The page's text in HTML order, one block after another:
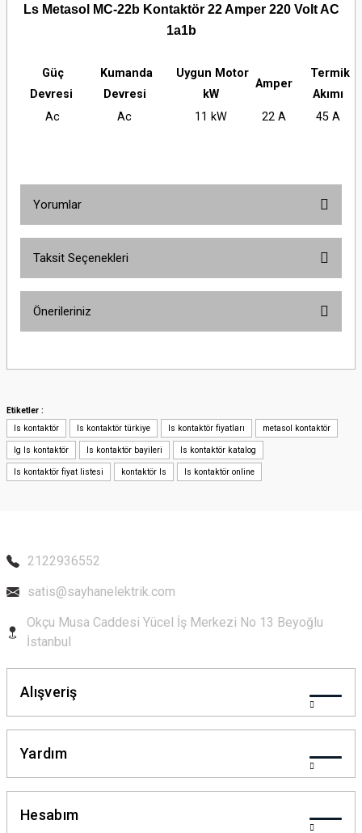
Ls Metasol MC-22b Kontaktör 22 Amper 220 Volt AC
1a1b
Güç
Devresi
Kumanda
Devresi
Uygun Motor
kW
Amper
Termik
Akımı
Ac
Ac 11 kW 22 A 45 A
Yorumlar
Taksit Seçenekleri
Önerileriniz
yetersiz gördüğünüz noktaları öneri formunu kullanarak tarafımıza
Ürün resmi kalitesiz, bozuk veya görüntülenemiyor.
Ürün açıklamasında eksik bilgiler bulunuyor.
Ürün bilgilerinde hatalar bulunuyor.
Etiketler :
ls kontaktör
ls kontaktör türkiye ls kontaktör fiyatları metasol kontaktör
lg ls kontaktör ls kontaktör bayileri ls kontaktör katalog
ls kontaktör fiyat listesi kontaktör ls ls kontaktör online
2122936552
satis@sayhanelektrik.com
Okçu Musa Caddesi Yücel İş Merkezi No 13 Beyoğlu
İstanbul
Alışveriş
Yardım
Hesabım